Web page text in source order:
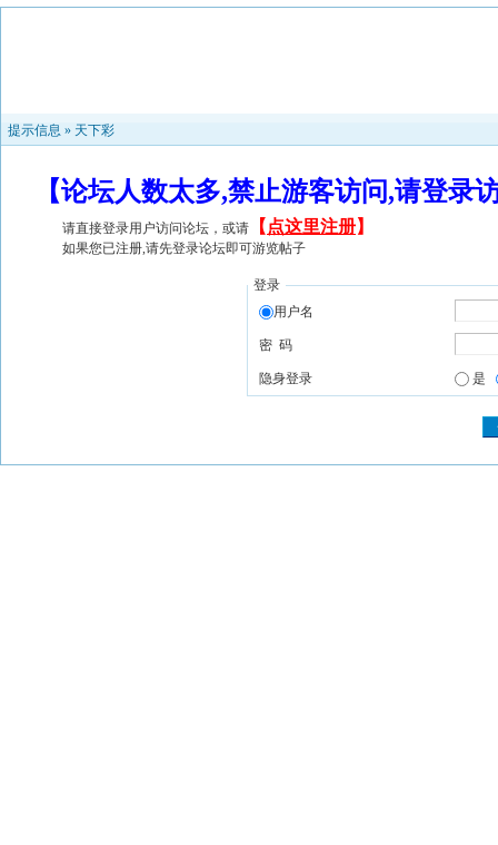
提示信息 » 天下彩
【论坛人数太多,禁止游客访问,请登
请直接登录用户访问论坛，或请 【 点这里注册】
如果您已注册,请先登录论坛即可游览帖子
登录
用户名
密 码
隐身登录 是